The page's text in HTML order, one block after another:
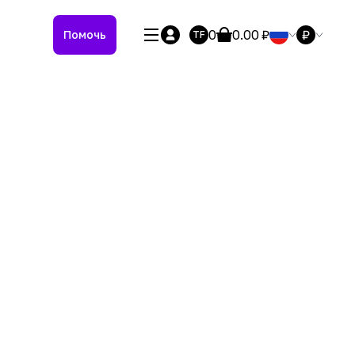
Помочь TF 0 0.00₽ ₽